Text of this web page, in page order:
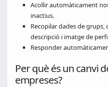
Acollir automàticament
inactius.
Recopilar dades de
descripció i imatge de
Responder
Per què és un canvi
empreses?